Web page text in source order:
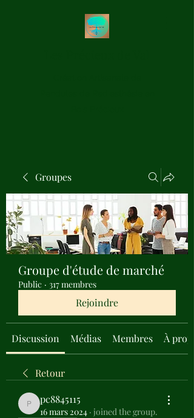
Groupes
Groupe d'étude de marché
Public · 317 membres
Rejoindre
Discussion Médias Membres À
Retour
pc8845115
pc8845115
16 mars 2024 · joined the group.